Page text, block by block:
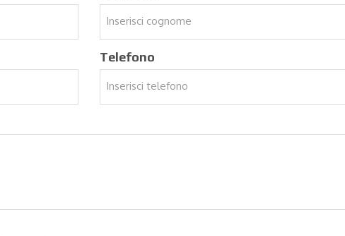
Telefono